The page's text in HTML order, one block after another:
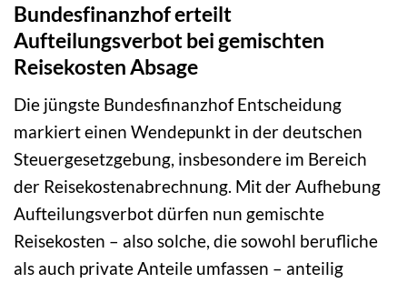
Bundesfinanzhof erteilt
Aufteilungsverbot bei gemischten
Reisekosten Absage
Die jüngste Bundesfinanzhof Entscheidung
markiert einen Wendepunkt in der deutschen
Steuergesetzgebung, insbesondere im Bereich
der Reisekostenabrechnung. Mit der Aufhebung
Aufteilungsverbot dürfen nun gemischte
Reisekosten – also solche, die sowohl berufliche
als auch private Anteile umfassen – anteilig